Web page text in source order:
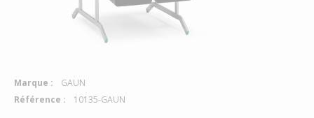
Marque :
GAUN
Référence :
10135-GAUN